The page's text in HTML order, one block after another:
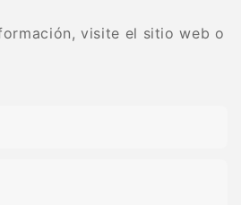
visite el sitio web o